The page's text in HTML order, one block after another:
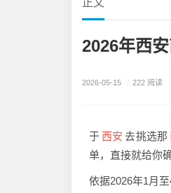
正文
2026年西
2026-05-15 / 222 阅读
于 西安 去挑选那
单，直接就给你
依据2026年1月